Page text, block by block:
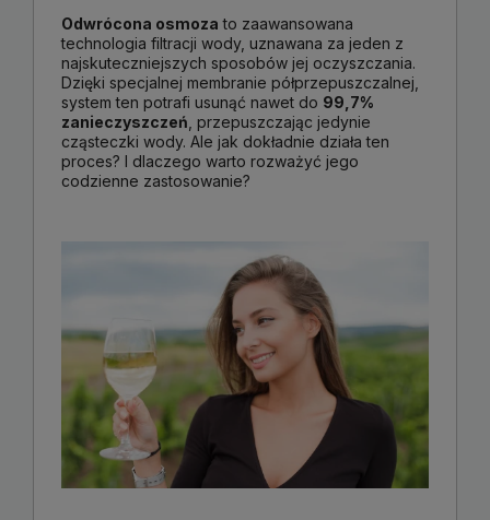
Odwrócona osmoza to zaawansowana
technologia filtracji wody, uznawana za jeden z
najskuteczniejszych sposobów jej oczyszczania.
Dzięki specjalnej membranie półprzepuszczalnej,
system ten potrafi usunąć nawet do 99,7%
zanieczyszczeń , przepuszczając jedynie
cząsteczki wody. Ale jak dokładnie działa ten
proces? I dlaczego warto rozważyć jego
codzienne zastosowanie?